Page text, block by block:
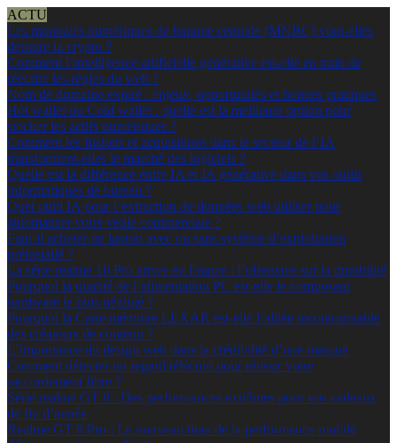
ACTU
Les monnaies numériques de banque centrale (MNBC) vont-elles
détruire la crypto ?
Comment l’intelligence artificielle générative est-elle en train de
réécrire les règles du web ?
Nom de domaine expiré : enjeux, opportunités et bonnes pratiques
Hot wallet ou Cold wallet : quelle est la meilleure option pour
stocker les actifs numériques ?
Comment les fusions et acquisitions dans le secteur de l’IA
transforment-elles le marché des logiciels ?
Quelle est la différence entre IA et IA générative dans vos outils
informatiques de bureau ?
Quel outil IA pour l’extraction de données web utiliser pour
automatiser votre veille commerciale ?
Faut-il acheter un laptop avec ou sans système d’exploitation
préinstallé ?
La série realme 16 Pro arrive en France : l’offensive sur la durabilité
Pourquoi la qualité de l’alimentation PC est-elle le composant
hardware le plus négligé ?
Pourquoi la Carte mémoire LEXAR est-elle l’alliée incontournable
des créateurs de contenu ?
L’importance du design web dans la crédibilité d’une marque
Comment détecter un regard télécom pour réussir votre
raccordement fibre ?
Série realme GT 8 : Des performances extrêmes pour vos cadeaux
de fin d’année
Realme GT 8 Pro : Le nouveau titan de la performance mobile